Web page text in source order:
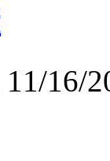
16/